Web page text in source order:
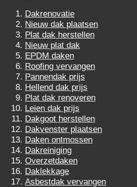
Dakrenovatie
Nieuw dak plaatsen
Plat dak herstellen
Nieuw plat dak
EPDM daken
Roofing vervangen
Pannendak prijs
Hellend dak prijs
Plat dak renoveren
Leien dak prijs
Dakgoot herstellen
Dakvenster plaatsen
Daken ontmossen
Dakreiniging
Overzetdaken
Daklekkage
Asbestdak vervangen